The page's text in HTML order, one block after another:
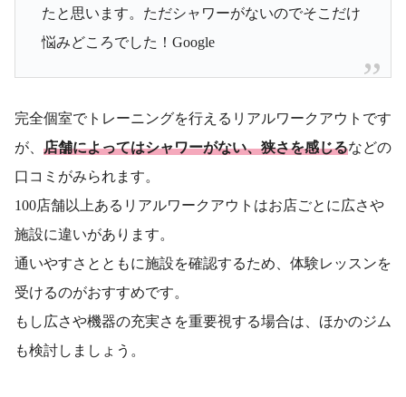
たと思います。ただシャワーがないのでそこだけ
悩みどころでした！Google
完全個室でトレーニングを行えるリアルワークアウトです
が、 店舗によってはシャワーがない、狭さを感じるなどの
口コミがみられます。
100店舗以上あるリアルワークアウトはお店ごとに広さや
施設に違いがあります。
通いやすさとともに施設を確認するため、体験レッスンを
受けるのがおすすめです。
もし広さや機器の充実さを重要視する場合は、ほかのジム
も検討しましょう。